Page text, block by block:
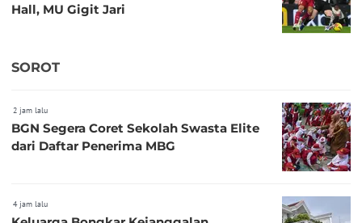
Hall, MU Gigit Jari
SOROT
2 jam lalu
BGN Segera Coret Sekolah Swasta Elite
dari Daftar Penerima MBG
4 jam lalu